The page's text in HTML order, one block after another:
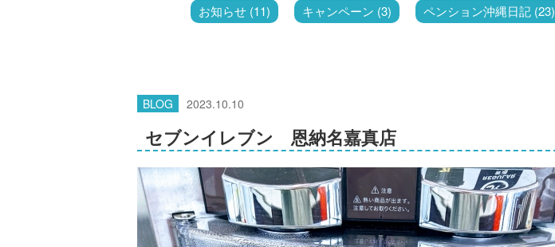
お知らせ (11) キャンペーン (3) ペンション沖縄日記 (23)
BLOG 2023.10.10
セブンイレブン 恩納名嘉真店